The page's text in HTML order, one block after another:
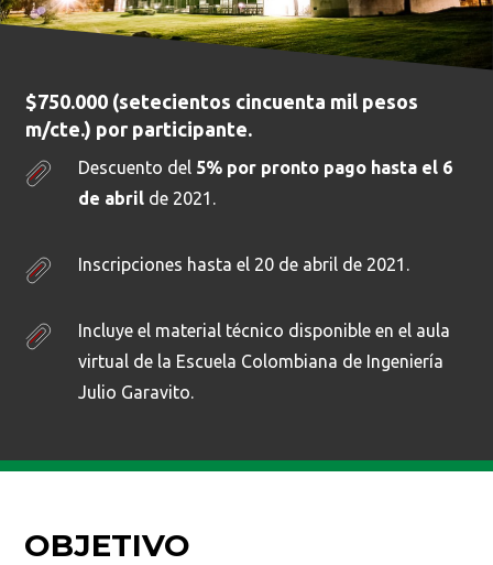
$750.000 (setecientos cincuenta mil pesos
m/cte.) por participante.
Descuento del 5% por pronto pago hasta el 6
de abril de 2021.
Inscripciones hasta el 20 de abril de 2021.
Incluye el material técnico disponible en el aula
virtual de la Escuela Colombiana de Ingeniería
Julio Garavito.
OBJETIVO